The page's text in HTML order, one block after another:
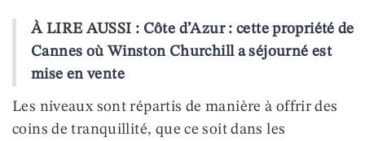
À LIRE AUSSI : Côte d’Azur : cette propriété de
Cannes où Winston Churchill a séjourné est
mise en vente
Les niveaux sont répartis de manière à offrir des
coins de tranquillité, que ce soit dans les